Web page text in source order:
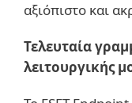
αξιόπιστο και
Τελευταία
λειτουργικής